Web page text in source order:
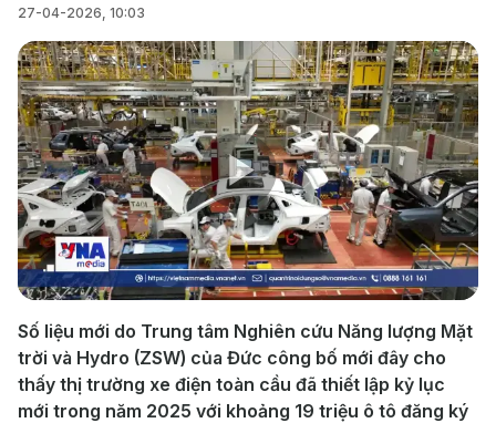
27-04-2026, 10:03
Play
Video
Số liệu mới do Trung tâm Nghiên cứu Năng lượng Mặt
trời và Hydro (ZSW) của Đức công bố mới đây cho
thấy thị trường xe điện toàn cầu đã thiết lập kỷ lục
mới trong năm 2025 với khoảng 19 triệu ô tô đăng ký